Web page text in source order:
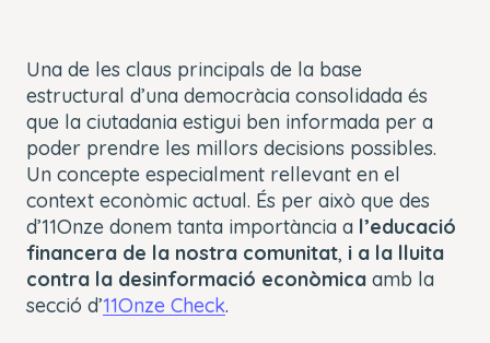
Una de les claus principals de la base
estructural d’una democràcia consolidada és
que la ciutadania estigui ben informada per a
poder prendre les millors decisions possibles.
Un concepte especialment rellevant en el
context econòmic actual. És per això que des
d’11Onze donem tanta importància a l’educació
financera de la nostra comunitat, i a la lluita
contra la desinformació econòmica amb la
secció d’11Onze Check.